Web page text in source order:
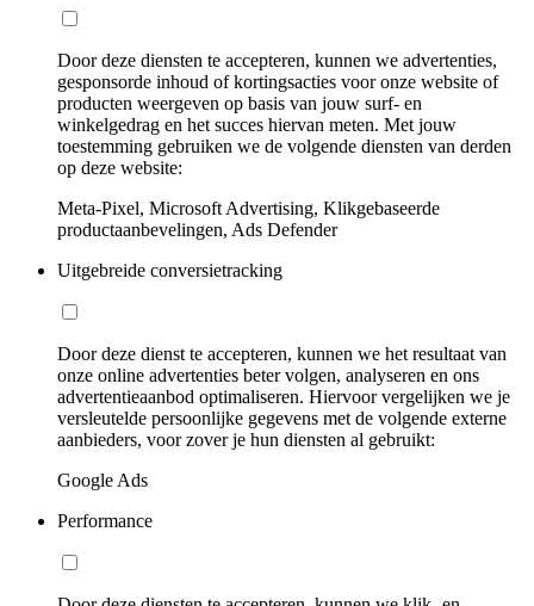
Door deze diensten te accepteren, kunnen we advertenties,
gesponsorde inhoud of kortingsacties voor onze website of
producten weergeven op basis van jouw surf- en
winkelgedrag en het succes hiervan meten. Met jouw
toestemming gebruiken we de volgende diensten van derden
op deze website:
Meta-Pixel, Microsoft Advertising, Klikgebaseerde
productaanbevelingen, Ads Defender
Uitgebreide conversietracking
Door deze dienst te accepteren, kunnen we het resultaat van
onze online advertenties beter volgen, analyseren en ons
advertentieaanbod optimaliseren. Hiervoor vergelijken we je
versleutelde persoonlijke gegevens met de volgende externe
aanbieders, voor zover je hun diensten al gebruikt:
Google Ads
Performance